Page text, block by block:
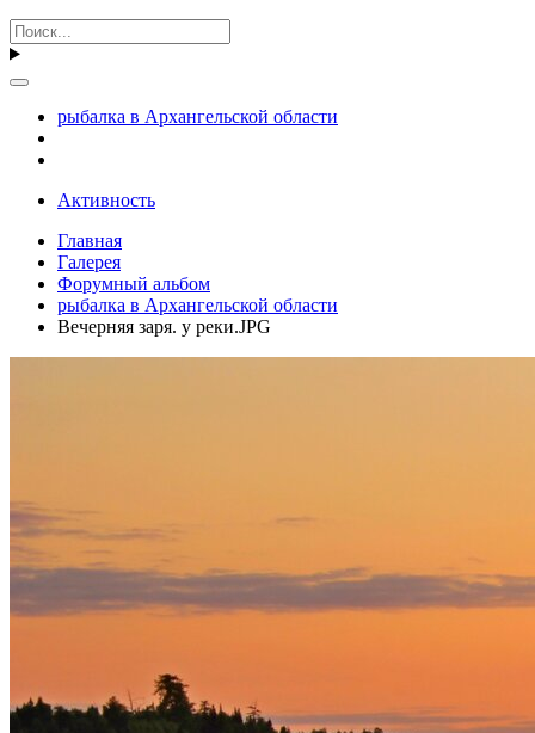
рыбалка в Архангельской области
Активность
Главная
Галерея
Форумный альбом
рыбалка в Архангельской области
Вечерняя заря. у реки.JPG